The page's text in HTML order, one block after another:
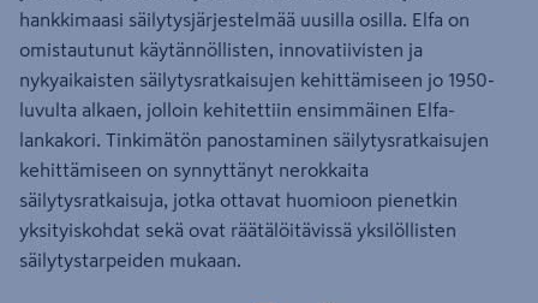
hankkimaasi säilytysjärjestelmää uusilla osilla. Elfa on
omistautunut käytännöllisten, innovatiivisten ja
nykyaikaisten säilytysratkaisujen kehittämiseen jo 1950-
luvulta alkaen, jolloin kehitettiin ensimmäinen Elfa-
lankakori. Tinkimätön panostaminen säilytysratkaisujen
kehittämiseen on synnyttänyt nerokkaita
säilytysratkaisuja, jotka ottavat huomioon pienetkin
yksityiskohdat sekä ovat räätälöitävissä yksilöllisten
säilytystarpeiden mukaan.